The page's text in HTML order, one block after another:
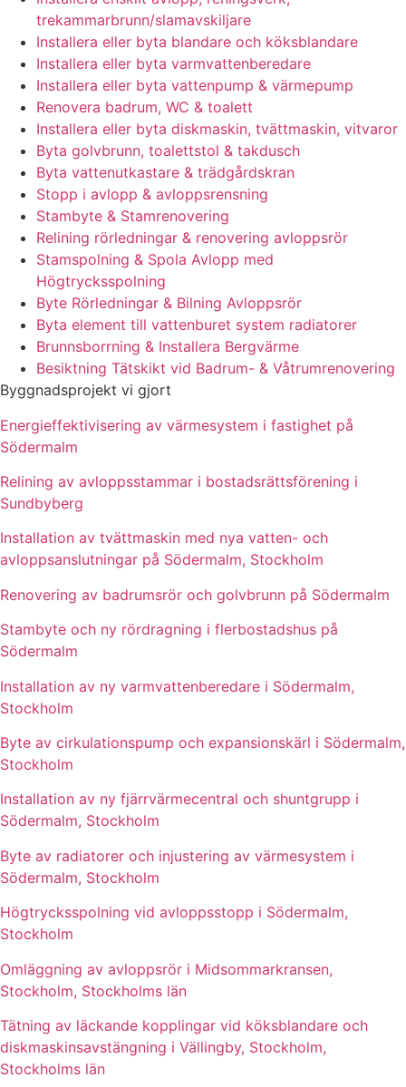
trekammarbrunn/slamavskiljare
Installera eller byta blandare och köksblandare
Installera eller byta varmvattenberedare
Installera eller byta vattenpump & värmepump
Renovera badrum, WC & toalett
Installera eller byta diskmaskin, tvättmaskin, vitvaror
Byta golvbrunn, toalettstol & takdusch
Byta vattenutkastare & trädgårdskran
Stopp i avlopp & avloppsrensning
Stambyte & Stamrenovering
Relining rörledningar & renovering avloppsrör
Stamspolning & Spola Avlopp med
Högtrycksspolning
Byte Rörledningar & Bilning Avloppsrör
Byta element till vattenburet system radiatorer
Brunnsborrning & Installera Bergvärme
Besiktning Tätskikt vid Badrum- & Våtrumrenovering
Byggnadsprojekt vi gjort
Energieffektivisering av värmesystem i fastighet på
Södermalm
Relining av avloppsstammar i bostadsrättsförening i
Sundbyberg
Installation av tvättmaskin med nya vatten- och
avloppsanslutningar på Södermalm, Stockholm
Renovering av badrumsrör och golvbrunn på Södermalm
Stambyte och ny rördragning i flerbostadshus på
Södermalm
Installation av ny varmvattenberedare i Södermalm,
Stockholm
Byte av cirkulationspump och expansionskärl i Södermalm,
Stockholm
Installation av ny fjärrvärmecentral och shuntgrupp i
Södermalm, Stockholm
Byte av radiatorer och injustering av värmesystem i
Södermalm, Stockholm
Högtrycksspolning vid avloppsstopp i Södermalm,
Stockholm
Omläggning av avloppsrör i Midsommarkransen,
Stockholm, Stockholms län
Tätning av läckande kopplingar vid köksblandare och
diskmaskinsavstängning i Vällingby, Stockholm,
Stockholms län